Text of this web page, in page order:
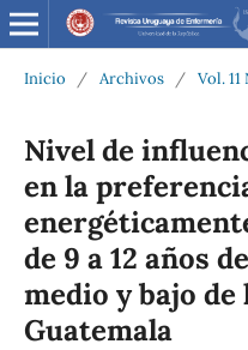
Inicio / Archivos / Vol. 11
Nivel de
en la
de 9 a 12 años
medio y bajo de
Guatemala